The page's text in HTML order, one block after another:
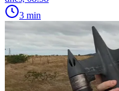
3 min